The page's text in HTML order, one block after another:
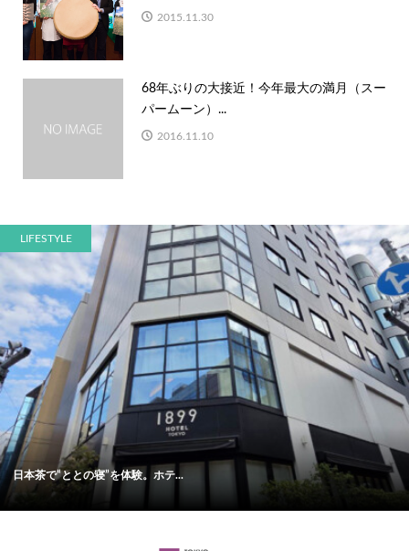
2015.11.30
68年ぶりの大接近！今年最大の満月（スー
パームーン）...
2016.11.10
LIFESTYLE
日本茶で“ととの寝”を体験。ホテ...